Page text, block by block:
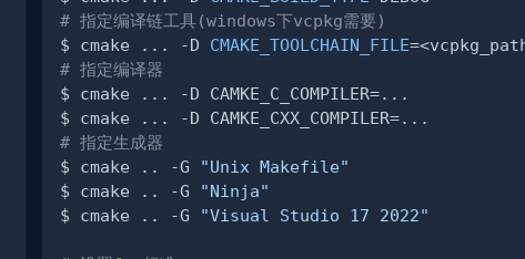
# 指定编译链工具(windows下vcpkg需要)
$ cmake ... -D CMAKE_TOOLCHAIN_FILE
# 指定编译器
# 指定生成器
$ cmake .. -G
"Unix Makefile"
$ cmake .. -G
"Ninja"
$ cmake .. -G
"Visual Studio 17 2022"